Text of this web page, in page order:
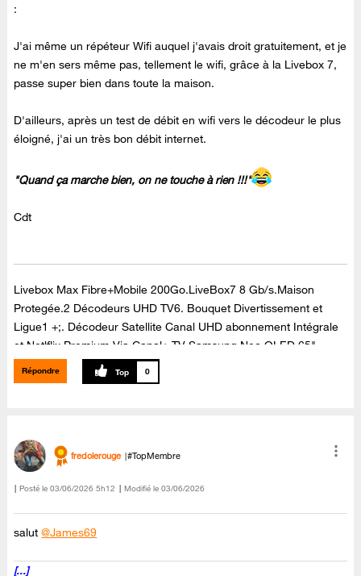
:
J'ai même un répéteur Wifi auquel j'avais droit gratuitement, et je
ne m'en sers même pas, tellement le wifi, grâce à la Livebox 7,
passe super bien dans toute la maison.
D'ailleurs, après un test de débit en wifi vers le décodeur le plus
éloigné, j'ai un très bon débit internet.
"Quand ça marche bien, on ne touche à rien !!!"
Cdt
Livebox Max Fibre+Mobile 200Go.LiveBox7 8 Gb/s.Maison
Protegée.2 Décodeurs UHD TV6. Bouquet Divertissement et
Ligue1 +;. Décodeur Satellite Canal UHD abonnement Intégrale
et Netlflix Premium Via Canal+.TV Samsung Neo QLED 65"
65QN90C Dolby Atmos,Barre de son Samsung Dolby Atmos ,Kit
enceintes arrières Samsung,sans fil SWA-9500S ,Dolby Atmos.
Répondre 0
fredolerouge #TopMembre
Posté le ‎03/06/2026 5h12 Modifié le 03/06/2026
salut@James69
[...]